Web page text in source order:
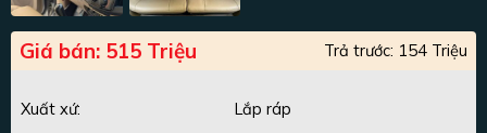
Giá bán: 515 Triệu Trả trước: 154 Triệu
Xuất xứ:
Lắp ráp